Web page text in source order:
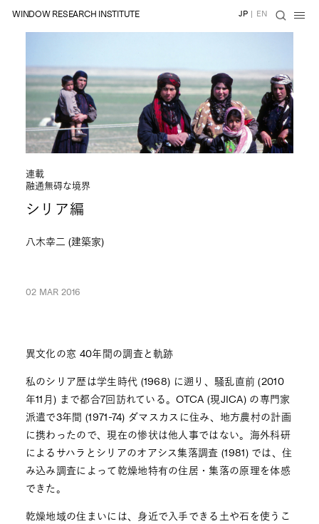
WINDOW RESEARCH INSTITUTE JP | EN
連載
融通無碍な境界
シリア編
八木幸二 (建築家)
02 MAR 2016
異文化の窓 40年間の調査と軌跡
私のシリア歴は学生時代 (1968) に遡り、騒乱直前 (2010
年11月) まで都合7回訪れている。OTCA (現JICA) の専門家
派遣で3年間 (1971-74) ダマスカスに住み、地方農村の計画
に携わったので、現在の惨状は他人事ではない。海外科研
によるサハラとシリアのオアシス集落調査 (1981) では、住
み込み調査によって乾燥地特有の住居・集落の原理を体感
できた。
乾燥地域の住まいには、身近で入手できる土や石を使うこ